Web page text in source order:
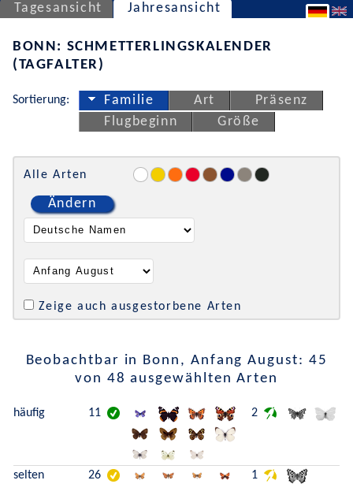
Tagesansicht Jahresansicht
BONN: SCHMETTERLINGSKALENDER
(TAGFALTER)
Sortierung: Familie Art
Präsenz
Flugbeginn
Größe
Alle Arten
Ändern
Zeige auch ausgestorbene Arten
Beobachtbar in Bonn, Anfang August: 45
von 48 ausgewählten Arten
häufig 11 2
selten 26 1